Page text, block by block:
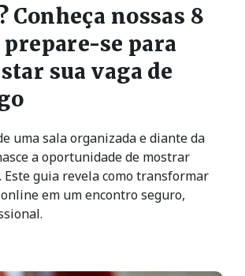
Conheça nossas 8
prepare-se para
sua vaga de
uma sala organizada e diante da
a oportunidade de mostrar
Este guia revela como transformar
em um encontro seguro,